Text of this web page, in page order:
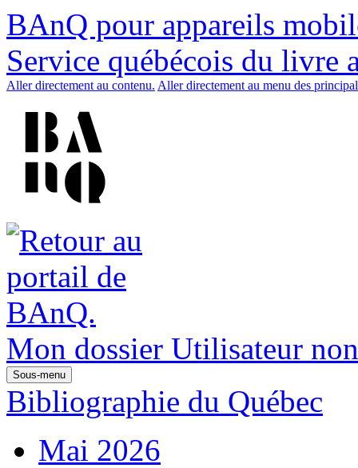
BAnQ pour appareils
Service québécois du livre
Aller directement au contenu. Aller directement au menu des
Mon dossier Utilisateur
Sous-menu
Bibliographie du Québec
Mai 2026